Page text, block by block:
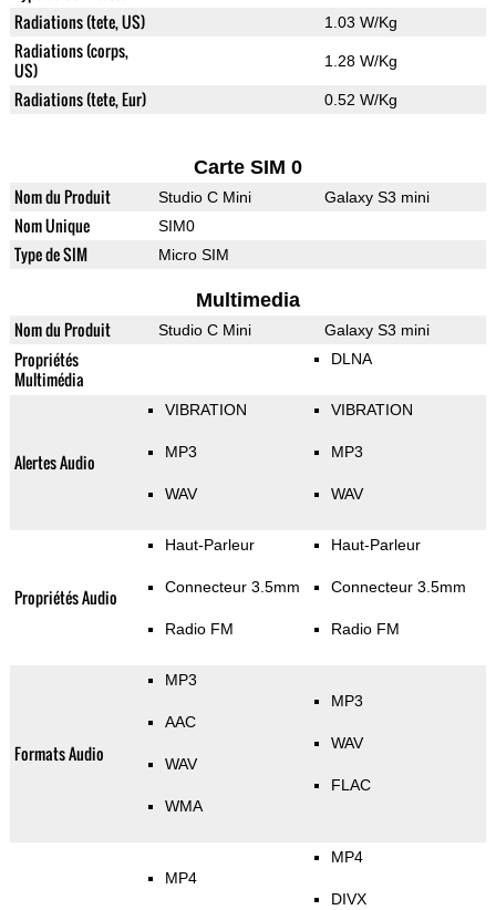
Radiations (tete, US) 1.03 W/Kg
Radiations (corps,
US)
1.28 W/Kg
Radiations (tete, Eur) 0.52 W/Kg
Carte SIM 0
Nom du Produit Studio C Mini Galaxy S3 mini
Nom Unique SIM0
Type de SIM Micro SIM
Multimedia
Nom du Produit Studio C Mini Galaxy S3 mini
Propriétés
Multimédia
DLNA
Alertes Audio
VIBRATION
MP3
WAV
VIBRATION
MP3
WAV
Propriétés Audio
Haut-Parleur
Connecteur 3.5mm
Radio FM
Haut-Parleur
Connecteur 3.5mm
Radio FM
Formats Audio
MP3
AAC
WAV
WMA
MP3
WAV
FLAC
MP4
MP4
DIVX